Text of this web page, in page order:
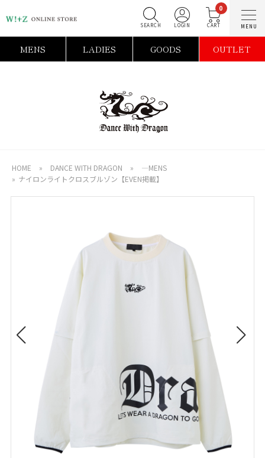
0
MENS LADIES GOODS OUTLET
HOME » DANCE WITH DRAGON »
―MENS
» ナイロンライトクロスブルゾン【EVEN掲載】